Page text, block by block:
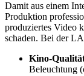
Damit aus einem
Produktion
produziertes Video
schaden. Bei der
Kino-
Beleuchtung